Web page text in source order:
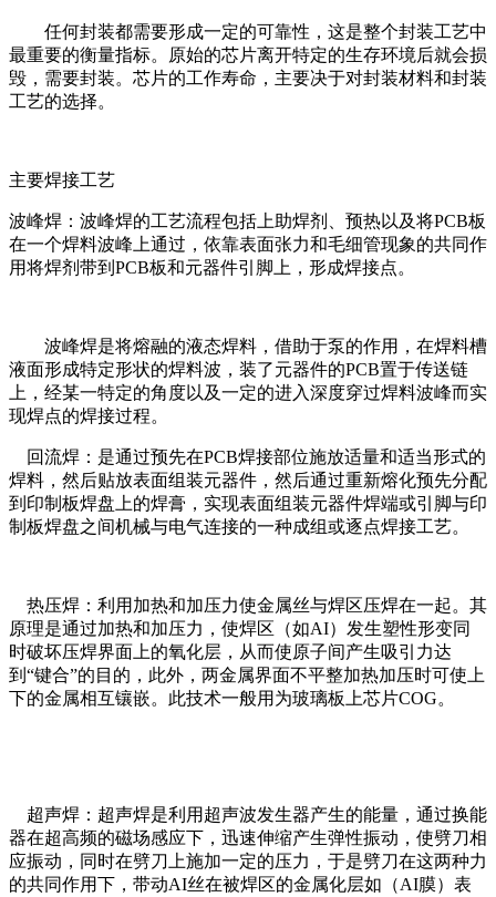
任何封装都需要形成一定的可靠性，这是整个封装工艺中
最重要的衡量指标。原始的芯片离开特定的生存环境后就会损
毁，需要封装。芯片的工作寿命，主要决于对封装材料和封装
工艺的选择。
主要焊接工艺
波峰焊：波峰焊的工艺流程包括上助焊剂、预热以及将PCB板
在一个焊料波峰上通过，依靠表面张力和毛细管现象的共同作
用将焊剂带到PCB板和元器件引脚上，形成焊接点。
波峰焊是将熔融的液态焊料，借助于泵的作用，在焊料槽
液面形成特定形状的焊料波，装了元器件的PCB置于传送链
上，经某一特定的角度以及一定的进入深度穿过焊料波峰而实
现焊点的焊接过程。
回流焊：是通过预先在PCB焊接部位施放适量和适当形式的
焊料，然后贴放表面组装元器件，然后通过重新熔化预先分配
到印制板焊盘上的焊膏，实现表面组装元器件焊端或引脚与印
制板焊盘之间机械与电气连接的一种成组或逐点焊接工艺。
热压焊：利用加热和加压力使金属丝与焊区压焊在一起。其
原理是通过加热和加压力，使焊区（如AI）发生塑性形变同
时破坏压焊界面上的氧化层，从而使原子间产生吸引力达
到“键合”的目的，此外，两金属界面不平整加热加压时可使上
下的金属相互镶嵌。此技术一般用为玻璃板上芯片COG。
超声焊：超声焊是利用超声波发生器产生的能量，通过换能
器在超高频的磁场感应下，迅速伸缩产生弹性振动，使劈刀相
应振动，同时在劈刀上施加一定的压力，于是劈刀在这两种力
的共同作用下，带动AI丝在被焊区的金属化层如（AI膜）表